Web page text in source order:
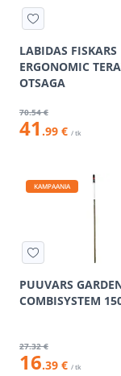
LABIDAS FISKARS
ERGONOMIC
OTSAGA
70.54 €
41 .99 € / tk
KAMPAANIA
PUUVARS
COMBISYSTEM
27.32 €
16.39 € / tk